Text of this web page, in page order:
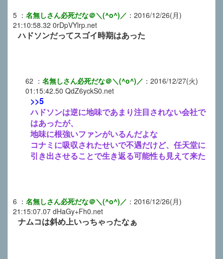
5 ： 名無しさん必死だな＠＼(^o^)／ ： 2016/12/26(月)
21:10:58.32 0rDpVYlrp.net
ハドソンだってスゴイ時期はあった
62 ： 名無しさん必死だな＠＼(^o^)／ ： 2016/12/27(火)
01:15:42.50 QdZ6yckS0.net
>>5
ハドソンは逆に地味であまり注目されない会社で
はあったが、
地味に根強いファンがいるんだよな
コナミに吸収されたせいで不遇だけど、任天堂に
引き出させることで生き返る可能性も見えて来た
6 ： 名無しさん必死だな＠＼(^o^)／ ： 2016/12/26(月)
21:15:07.07 dHaGy+Fh0.net
ナムコは斜め上いっちゃったなぁ